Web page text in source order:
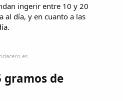
ingerir entre 10 y 20
al día, y en cuanto a las
gramos de